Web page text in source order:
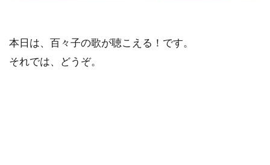
本日は、百々子の歌が聴こえる！です。
それでは、どうぞ。